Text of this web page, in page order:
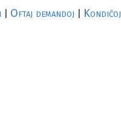
Oftaj demandoj Kondiĉoj